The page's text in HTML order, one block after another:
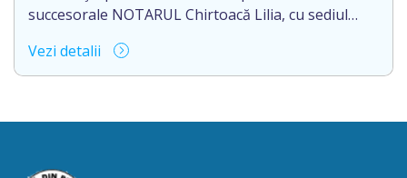
Eliberarea certificatului […]
succesorale NOTARUL Chirtoacă Lilia, cu sediul
str.M.Kogălniceanu nr.3, ap.1, anunţă despre
deschiderea procedurii succesorale în urma
08.08.1973, IDNP 0961809896633, decedată la
este planificată în prealabil în termen de 2 (două)
Vezi detalii